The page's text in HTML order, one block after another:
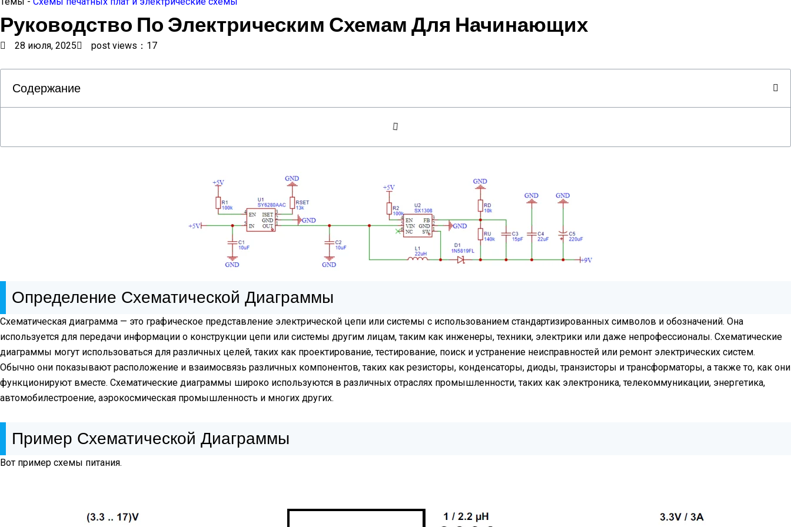
Руководство По Электрическим Схемам Для Начинающих
28 июля, 2025 post views：17
Содержание
Определение Схематической Диаграммы
Схематическая диаграмма — это графическое представление электрической цепи или системы с использованием стандартизированных символов и обозначений. Она
используется для передачи информации о конструкции цепи или системы другим лицам, таким как инженеры, техники, электрики или даже непрофессионалы. Схематические
диаграммы могут использоваться для различных целей, таких как проектирование, тестирование, поиск и устранение неисправностей или ремонт электрических систем.
Обычно они показывают расположение и взаимосвязь различных компонентов, таких как резисторы, конденсаторы, диоды, транзисторы и трансформаторы, а также то, как они
функционируют вместе. Схематические диаграммы широко используются в различных отраслях промышленности, таких как электроника, телекоммуникации, энергетика,
автомобилестроение, аэрокосмическая промышленность и многих других.
Пример Схематической Диаграммы
Вот пример схемы питания.